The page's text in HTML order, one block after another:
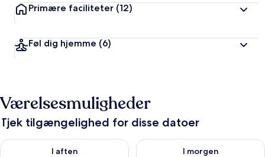
Primære faciliteter (12)
Føl dig hjemme (6)
Værelsesmuligheder
Tjek tilgængelighed for disse datoer
I aften
Tjek tilgængelighed for i aften aug. 9 - aug. 10
I morgen
Tjek tilgængelighed for i